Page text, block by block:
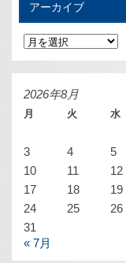
アーカイブ
ア
ー
カ
イ
2026年8月
月 火 水
3
4 5
10
11 12
17
18 19
24
25 26
31
« 7月